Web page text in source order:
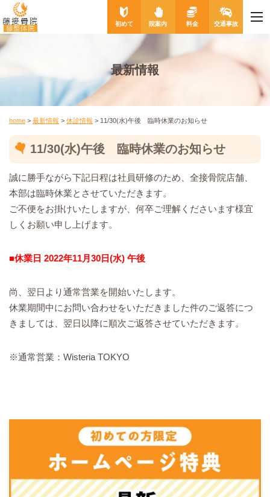
藤接骨院
藤整体院 初めて 院案内 料金 交通事故
最新情報
home > 最新情報 > 休診情報 > 11/30(水)午後 臨時休業のお知らせ
11/30(水)午後 臨時休業のお知らせ
誠に勝手ながら下記日程は社員研修のため、全接骨院店舗、
本部は臨時休業とさせていただきます。
ご不便をお掛けいたしますが、何卒ご理解くださいます様宜
しくお願い申し上げます。
■休業日 2022年11月30日(水) 午後
尚、翌日より通常営業を開始いたします。
休業期間中にお問い合わせをいただきました件のご返答につ
きましては、翌日以降に順次ご返答させていただきます。
※通常営業：Wisteria TOKYO